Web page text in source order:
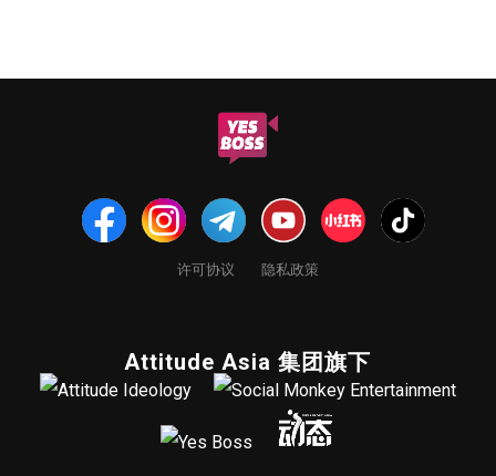
许可协议 隐私政策
Attitude Asia 集团旗下